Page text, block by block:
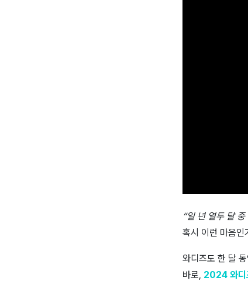
“일 년 열두 달
혹시 이런 마음인
와디즈도 한 달
바로, 2024 와디